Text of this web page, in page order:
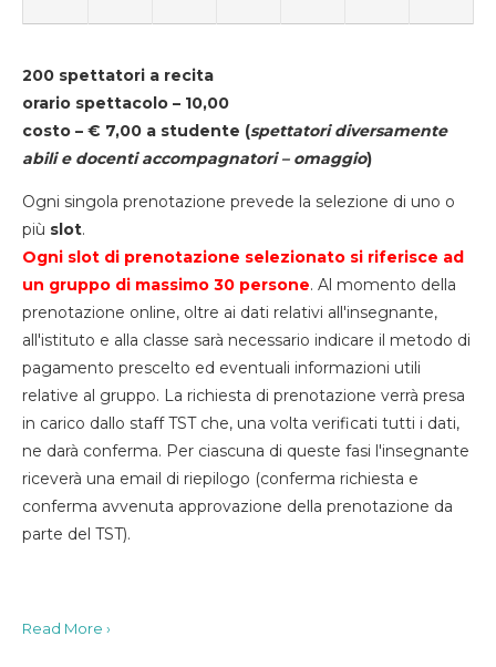
200 spettatori a recita
orario spettacolo – 10,00
costo – € 7,00 a studente (spettatori diversamente
abili e docenti accompagnatori – omaggio)
Ogni singola prenotazione prevede la selezione di uno o
più slot.
Ogni slot di prenotazione selezionato si riferisce ad
un gruppo di massimo 30 persone. Al momento della
prenotazione online, oltre ai dati relativi all'insegnante,
all'istituto e alla classe sarà necessario indicare il metodo di
pagamento prescelto ed eventuali informazioni utili
relative al gruppo. La richiesta di prenotazione verrà presa
in carico dallo staff TST che, una volta verificati tutti i dati,
ne darà conferma. Per ciascuna di queste fasi l'insegnante
riceverà una email di riepilogo (conferma richiesta e
conferma avvenuta approvazione della prenotazione da
parte del TST).
Read More ›